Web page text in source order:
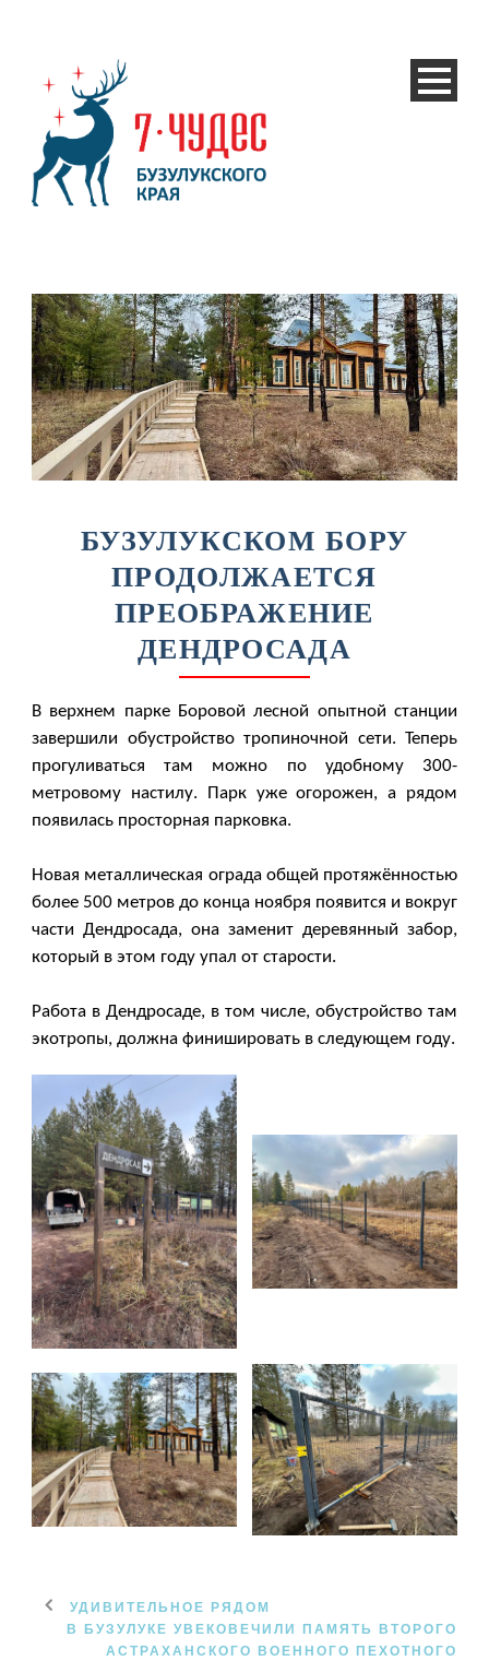
БУЗУЛУКСКОМ БОРУ
ПРОДОЛЖАЕТСЯ
ПРЕОБРАЖЕНИЕ
ДЕНДРОСАДА
В верхнем парке Боровой лесной опытной станции
завершили обустройство тропиночной сети. Теперь
прогуливаться там можно по удобному 300-
метровому настилу. Парк уже огорожен, а рядом
появилась просторная парковка.
Новая металлическая ограда общей протяжённостью
более 500 метров до конца ноября появится и вокруг
части Дендросада, она заменит деревянный забор,
который в этом году упал от старости.
Работа в Дендросаде, в том числе, обустройство там
экотропы, должна финишировать в следующем году.
УДИВИТЕЛЬНОЕ РЯДОМ
В БУЗУЛУКЕ УВЕКОВЕЧИЛИ ПАМЯТЬ ВТОРОГО
АСТРАХАНСКОГО ВОЕННОГО ПЕХОТНОГО